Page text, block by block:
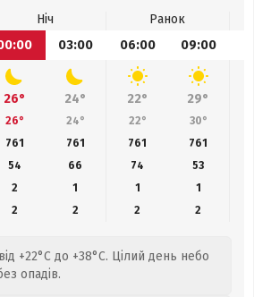
Ніч
Ранок
03:00 06:00 09:00
26° 24° 22° 29°
26° 24° 22° 30°
761
761 761 761
54
66 74
53
2
1 1
1
2
2 2 2
+22°C до +38°C. Цілий день небо
опадів.